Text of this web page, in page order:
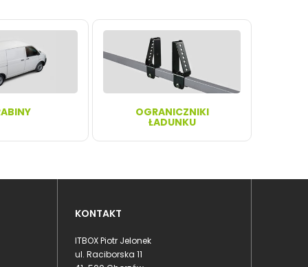
OGRANICZNIKI
ŁADUNKU
KONTAKT
ITBOX Piotr Jelonek
ul. Raciborska 11